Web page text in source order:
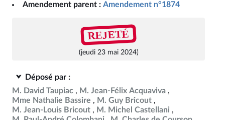
Amendement parent : Amendement n°1874
REJETÉ
(jeudi 23 mai 2024)
Déposé par :
M. David Taupiac
M. Jean-Félix Acquaviva
Mme Nathalie Bassire
M. Guy Bricout
M. Jean-Louis Bricout
M. Michel Castellani